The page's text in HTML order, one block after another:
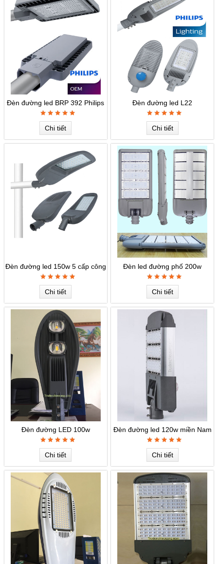
Đèn đường led BRP 392 Philips
Chi tiết
Đèn đường led L22
Chi tiết
Đèn đường led 150w 5 cấp công
suất
Chi tiết
Đèn led đường phố 200w
Chi tiết
Đèn đường LED 100w
Chi tiết
Đèn đường led 120w miền Nam
Chi tiết